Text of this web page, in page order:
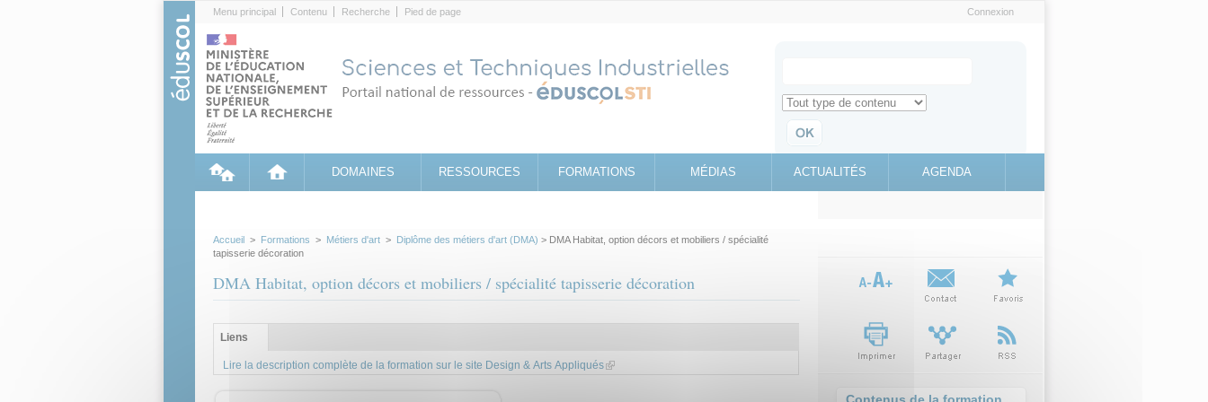
Menu principal Contenu Recherche Pied de page Connexion
Search for
Retrouvez toute l'information sur le site education.gouv.fr
DOMAINES RESSOURCES FORMATIONS MÉDIAS ACTUALITÉS AGENDA
Accueil > Formations > Métiers d'art > Diplôme des métiers d'art (DMA) > DMA Habitat, option décors et mobiliers / spécialité
tapisserie décoration
DMA Habitat, option décors et mobiliers / spécialité tapisserie décoration
Groupe principal
Liens
Lire la description complète de la formation sur le site Design & Arts Appliqués(link is external)